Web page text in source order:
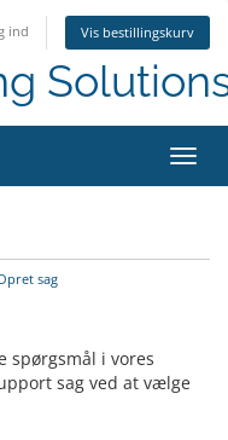
ind Vis bestillingskurv
Skift
sag
spørgsmål i vores
sag ved at vælge